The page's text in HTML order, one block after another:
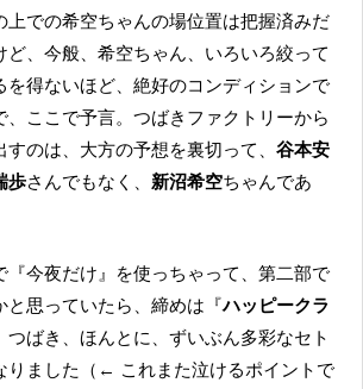
上での希空ちゃんの場位置は把握済みだ
ど、今般、希空ちゃん、いろいろ絞って
を得ないほど、絶好のコンディションで
ここで予言。つばきファクトリーから
のは、大方の予想を裏切って、 谷本安
歩さんでもなく、 新沼希空ちゃんであ
と思っていたら、締めは『ハッピークラ
ばき、ほんとに、ずいぶん多彩なセト
りました（← これまた泣けるポイントで